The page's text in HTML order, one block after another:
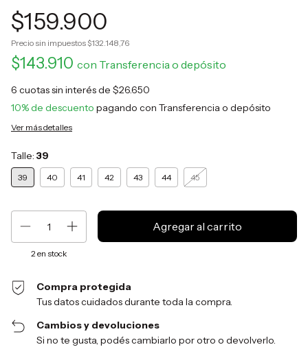
$159.900
Precio sin impuestos$132.148,76
$143.910 con Transferencia o depósito
6 cuotas sin interés de $26.650
10% de descuento pagando con Transferencia o depósito
Ver más detalles
Talle: 39
39 40 41 42 43 44 45
2en stock
Compra protegida
Tus datos cuidados durante toda la compra.
Cambios y devoluciones
Si no te gusta, podés cambiarlo por otro o devolverlo.